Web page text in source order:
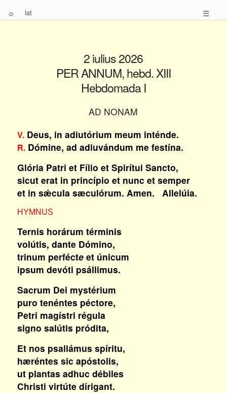
☼ lat ☰
2 iulius 2026
PER ANNUM, hebd. XIII
Hebdomada I
AD NONAM
V.Deus, in adiutórium meum inténde.
R.Dómine, ad adiuvándum me festína.
Glória Patri et Fílio et Spirítui Sancto,
sicut erat in princípio et nunc et semper
et in sǽcula sæculórum. Amen. Allelúia.
HYMNUS
Ternis horárum términis
volútis, dante Dómino,
trinum perfécteet únicum
ipsum devóti psállimus.
Sacrum Dei mystérium
puro tenéntes péctore,
Petri magístri régula
signo salútis pródita,
Et nos psallámus spíritu,
hæréntes sic apóstolis,
ut plantas adhuc débiles
Christi virtúte dírigant.